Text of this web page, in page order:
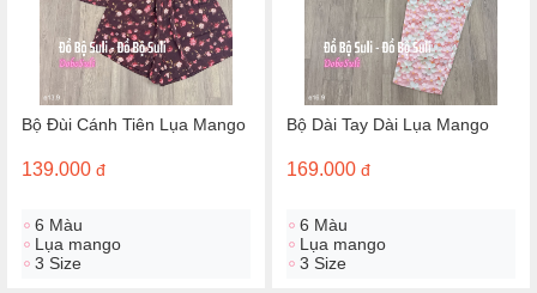
Bộ Đùi Cánh Tiên Lụa Mango
139.000 đ
6 Màu
Lụa mango
3 Size
Bộ Dài Tay Dài Lụa Mango
169.000 đ
6 Màu
Lụa mango
3 Size